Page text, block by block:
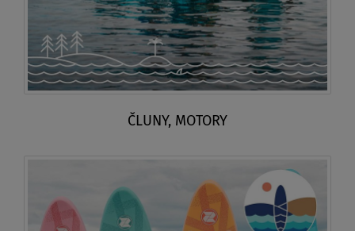
ČLUNY, MOTORY